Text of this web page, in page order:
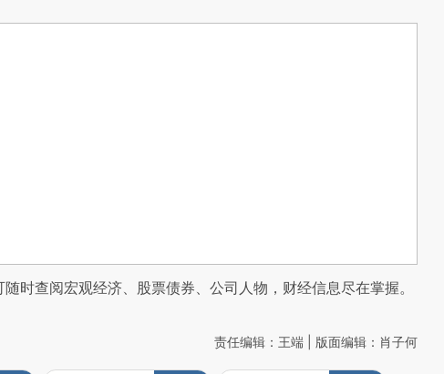
随时查阅宏观经济、股票债券、公司人物，财经信息尽在掌握。
责任编辑：王端 | 版面编辑：肖子何